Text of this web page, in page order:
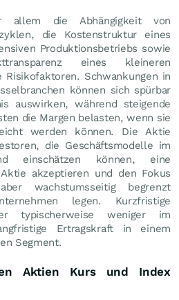
allem die Abhängigkeit von
die Kostenstruktur eines
Produktionsbetriebs sowie
eines kleineren
Risikofaktoren. Schwankungen in
können sich spürbar
auswirken, während steigende
die Margen belasten, wenn sie
werden können. Die Aktie
die Geschäftsmodelle im
einschätzen können, eine
akzeptieren und den Fokus
wachstumsseitig begrenzt
legen. Kurzfristige
typischerweise weniger im
Ertragskraft in einem
Segment.
Aktien Kurs und Index